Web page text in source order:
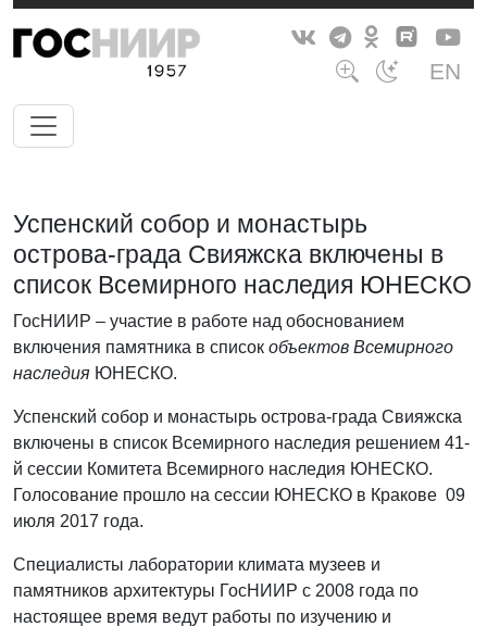
EN
Успенский собор и монастырь
острова-града Свияжска включены в
список Всемирного наследия ЮНЕСКО
ГосНИИР – участие в работе над обоснованием
включения памятника в список объектов Всемирного
наследия ЮНЕСКО.
Успенский собор и монастырь острова-града Свияжска
включены в список Всемирного наследия решением 41-
й сессии Комитета Всемирного наследия ЮНЕСКО.
Голосование прошло на сессии ЮНЕСКО в Кракове 09
июля 2017 года.
Специалисты лаборатории климата музеев и
памятников архитектуры ГосНИИР с 2008 года по
настоящее время ведут работы по изучению и